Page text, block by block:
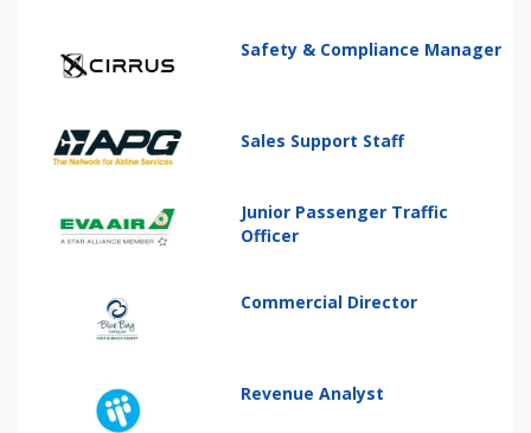
Safety & Compliance Manager
Sales Support Staff
Junior Passenger Traffic
Officer
Commercial Director
Revenue Analyst